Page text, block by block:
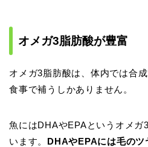
オメガ3脂肪酸が豊富
オメガ3脂肪酸は、体内では合
食事で補うしかありません。
魚にはDHAやEPAというオメガ
います。 DHAやEPAには毛のツ